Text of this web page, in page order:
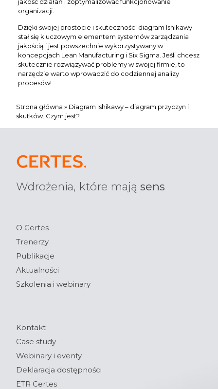
organizacji.
Dzięki swojej prostocie i skuteczności diagram Ishikawy
stał się kluczowym elementem systemów zarządzania
jakością i jest powszechnie wykorzystywany w
koncepcjach Lean Manufacturing i Six Sigma. Jeśli chcesz
skutecznie rozwiązywać problemy w swojej firmie, to
narzędzie warto wprowadzić do codziennej analizy
procesów!
Strona główna » Diagram Ishikawy – diagram przyczyn i
skutków. Czym jest?
Wdrożenia, które mają sens
O Certes
Trenerzy
Publikacje
Aktualności
Szkolenia i webinary
Kontakt
Case study
Webinary i eventy
Deklaracja dostępności
ETR Certes